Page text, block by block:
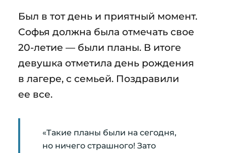
Был в тот день и приятный момент.
Софья должна была отмечать свое
20-летие — были планы. В итоге
девушка отметила день рождения
в лагере, с семьей. Поздравили
ее все.
«Такие планы были на сегодня,
но ничего страшного! Зато